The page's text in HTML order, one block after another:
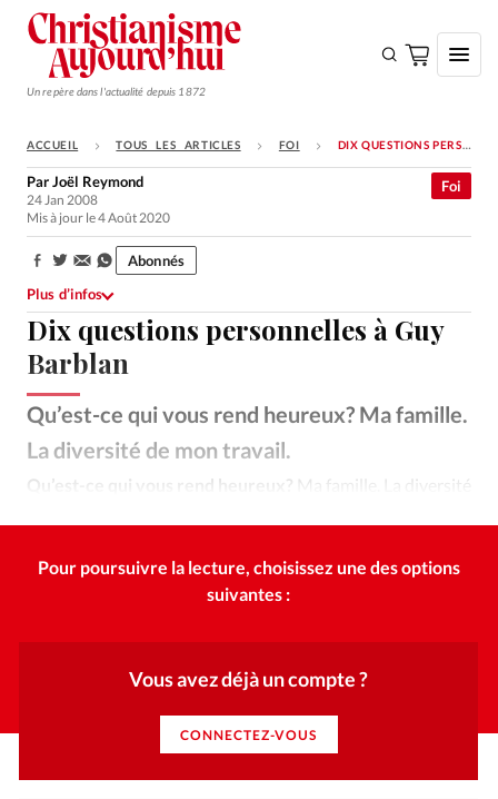
Un repère dans l'actualité depuis 1872
S'ABONNER
Monde
Opinions
Tous les articles
Faire un don
Emploi
Se connecter
Actualité chrétienne
Actualité internationale
Chronique
Culture
Eglises Foi Génération réveil
Tour du monde des Eglises
ACCUEIL TOUS LES ARTICLES FOI DIX QUESTIONS PERSONNELLES À GUY BARBLAN
Dix questions personnelles à Guy
Barblan
Qu’est-ce qui vous rend heureux? Ma famille.
La diversité de mon travail.
Foi
ParJoël Reymond
24 Jan 2008
Mis à jour le 4 Août 2020
Partager:
Abonnés
Plus d’infos
Qu’est-ce qui vous rend heureux? Ma famille. La diversité
Pour poursuivre la lecture, choisissez une des options
suivantes :
Vous avez déjà un compte ?
CONNECTEZ-VOUS